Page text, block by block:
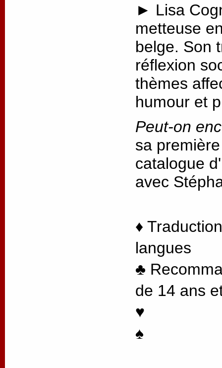
► Lisa
metteuse
belge. Son
réflexion
thèmes
humour et
Peut-on
sa
catalogue
avec
♦
langues
♣
de 14 ans
♥
♠